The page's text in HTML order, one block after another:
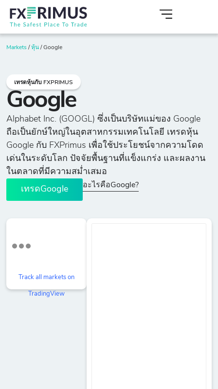
เทรดหุ้นกับ FXPRIMUS
Google
Alphabet Inc. (GOOGL) ซึ่งเป็นบริษัทแม่ของ Google
ถือเป็นยักษ์ใหญ่ในอุตสาหกรรมเทคโนโลยี เทรดหุ้น
Google กับ FXPrimus เพื่อใช้ประโยชน์จากความโดด
เด่นในระดับโลก ปัจจัยพื้นฐานที่แข็งแกร่ง และผลงาน
ในตลาดที่มีความสม่ำเสมอ
เทรดGoogle
อะไรคือGoogle?
Track all markets on
TradingView
Markets /หุ้น /Google